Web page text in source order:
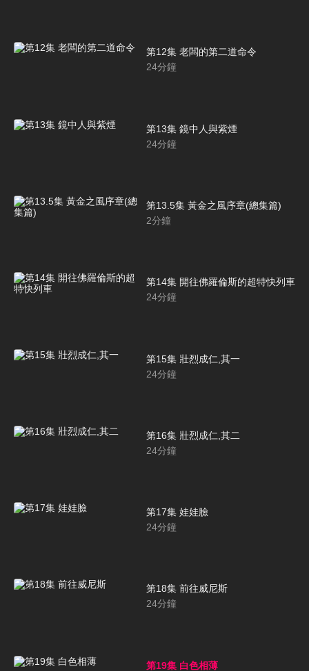
第12集 老闆的第二道命令
24分鐘
第13集 鏡中人與紫煙
24分鐘
第13.5集 黃金之風序章(總集篇)
2分鐘
第14集 開往佛羅倫斯的超特快列車
24分鐘
第15集 壯烈成仁,其一
24分鐘
第16集 壯烈成仁,其二
24分鐘
第17集 娃娃臉
24分鐘
第18集 前往威尼斯
24分鐘
第19集 白色相薄